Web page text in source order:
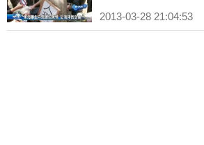
2013-03-28 21:04:53